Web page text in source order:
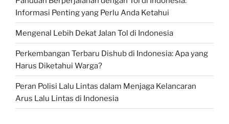
Informasi Penting yang Perlu Anda Ketahui
Mengenal Lebih Dekat Jalan Tol di Indonesia
Perkembangan Terbaru Dishub di Indonesia: Apa yang
Harus Diketahui Warga?
Peran Polisi Lalu Lintas dalam Menjaga Kelancaran
Arus Lalu Lintas di Indonesia